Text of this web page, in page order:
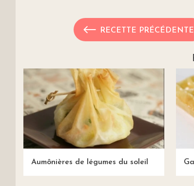
RECETTE PRÉCÉDENTE
Aumônières de légumes du soleil